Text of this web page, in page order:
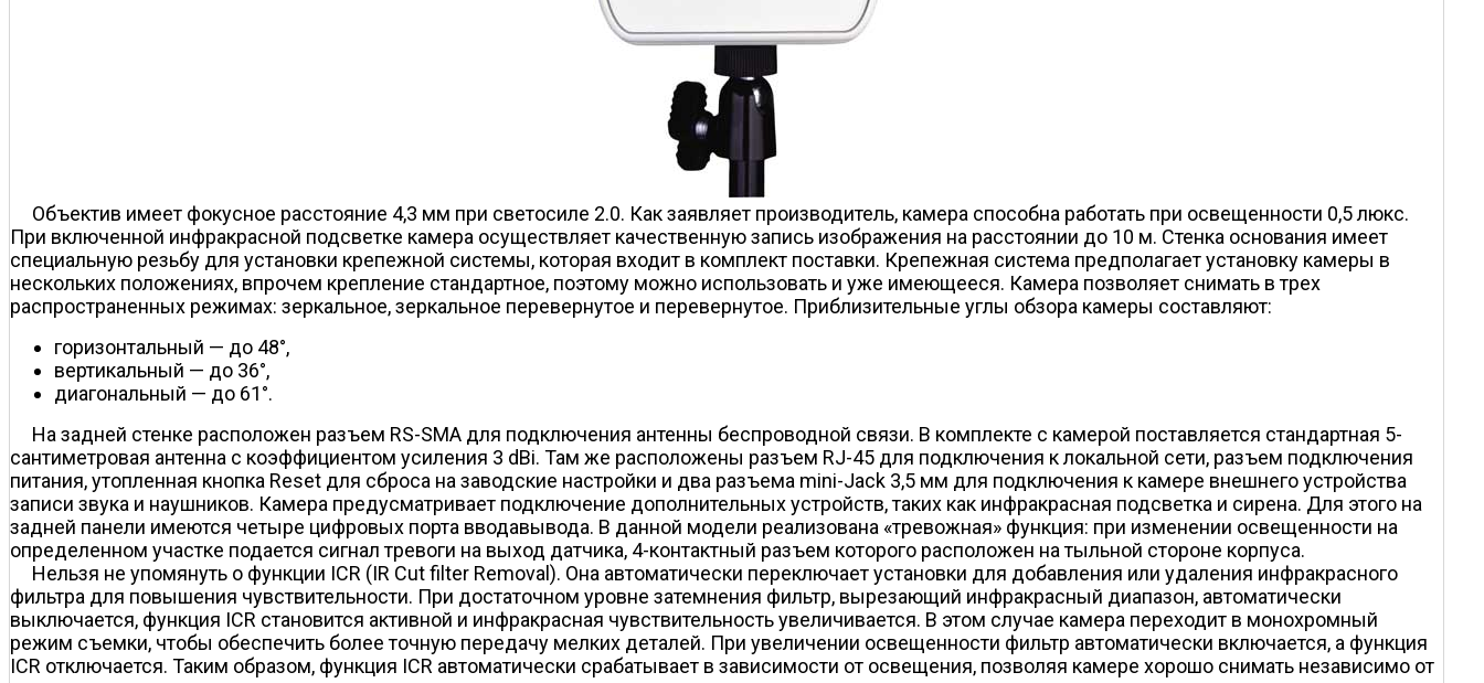
Объектив имеет фокусное расстояние 4,3 мм при светосиле 2.0. Как заявляет производитель, камера способна работать при освещенности 0,5 люкс.
При включенной инфракрасной подсветке камера осуществляет качественную запись изображения на расстоянии до 10 м. Стенка основания имеет
специальную резьбу для установки крепежной системы, которая входит в комплект поставки. Крепежная система предполагает установку камеры в
нескольких положениях, впрочем крепление стандартное, поэтому можно использовать и уже имеющееся. Камера позволяет снимать в трех
распространенных режимах: зеркальное, зеркальное перевернутое и перевернутое. Приблизительные углы обзора камеры составляют:
горизонтальный — до 48°,
вертикальный — до 36°,
диагональный — до 61°.
На задней стенке расположен разъем RS-SMA для подключения антенны беспроводной связи. В комплекте с камерой поставляется стандартная 5-
сантиметровая антенна с коэффициентом усиления 3 dBi. Там же расположены разъем RJ-45 для подключения к локальной сети, разъем подключения
питания, утопленная кнопка Reset для сброса на заводские настройки и два разъема mini-Jack 3,5 мм для подключения к камере внешнего устройства
записи звука и наушников. Камера предусматривает подключение дополнительных устройств, таких как инфракрасная подсветка и сирена. Для этого на
задней панели имеются четыре цифровых порта ввода­вывода. В данной модели реализована «тревожная» функция: при изменении освещенности на
определенном участке подается сигнал тревоги на выход датчика, 4-контактный разъем которого расположен на тыльной стороне корпуса.
Нельзя не упомянуть о функции ICR (IR Cut filter Removal). Она автоматически переключает установки для добавления или удаления инфракрасного
фильтра для повышения чувствительности. При достаточном уровне затемнения фильтр, вырезающий инфракрасный диапазон, автоматически
выключается, функция ICR становится активной и инфракрасная чувствительность увеличивается. В этом случае камера переходит в монохромный
режим съемки, чтобы обеспечить более точную передачу мелких деталей. При увеличении освещенности фильтр автоматически включается, а функция
ICR отключается. Таким образом, функция ICR автоматически срабатывает в зависимости от освещения, позволяя камере хорошо снимать независимо от